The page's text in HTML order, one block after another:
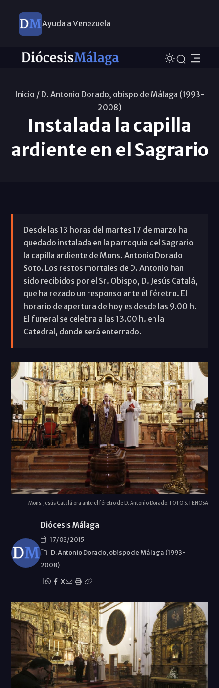
Ayuda a Venezuela
Inicio / D. Antonio Dorado, obispo de Málaga (1993-
2008)
Instalada la capilla
ardiente en el Sagrario
Desde las 13 horas del martes 17 de marzo ha
quedado instalada en la parroquia del Sagrario
la capilla ardiente de Mons. Antonio Dorado
Soto. Los restos mortales de D. Antonio han
sido recibidos por el Sr. Obispo, D. Jesús Catalá,
que ha rezado un responso ante el féretro. El
horario de apertura de hoy es desde las 9.00 h.
El funeral se celebra a las 13.00 h. en la
Catedral, donde será enterrado.
Mons. Jesús Catalá ora ante el féretro de D. Antonio Dorado. FOTO S. FENOSA
Diócesis Málaga
17/03/2015
D. Antonio Dorado, obispo de Málaga (1993-
2008)
X